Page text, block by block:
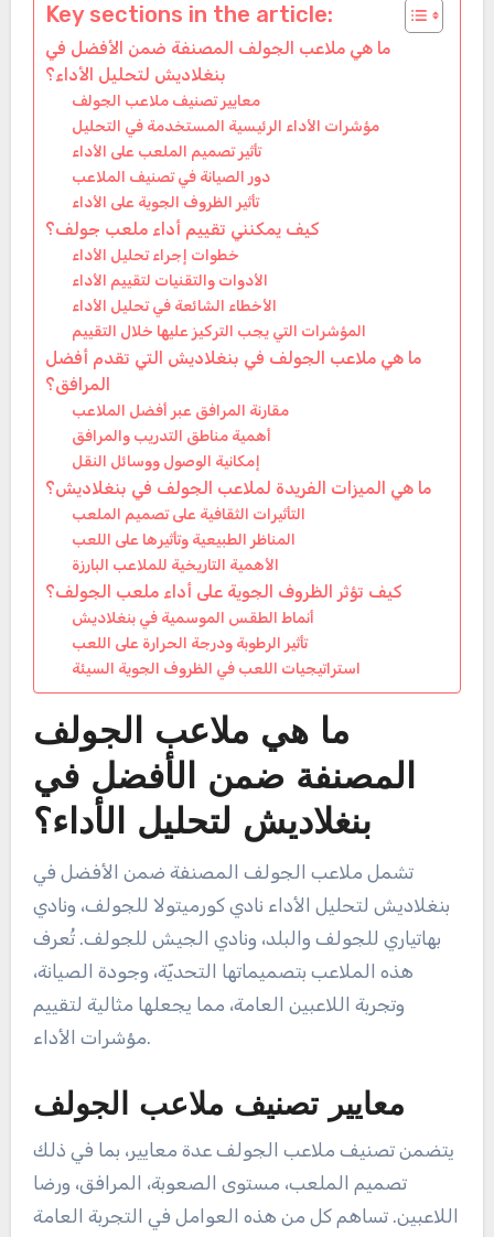
Key sections in the article:
ما هي ملاعب الجولف المصنفة ضمن الأفضل في
بنغلاديش لتحليل الأداء؟
معايير تصنيف ملاعب الجولف
مؤشرات الأداء الرئيسية المستخدمة في التحليل
تأثير تصميم الملعب على الأداء
دور الصيانة في تصنيف الملاعب
تأثير الظروف الجوية على الأداء
كيف يمكنني تقييم أداء ملعب جولف؟
خطوات إجراء تحليل الأداء
الأدوات والتقنيات لتقييم الأداء
الأخطاء الشائعة في تحليل الأداء
المؤشرات التي يجب التركيز عليها خلال التقييم
ما هي ملاعب الجولف في بنغلاديش التي تقدم أفضل
المرافق؟
مقارنة المرافق عبر أفضل الملاعب
أهمية مناطق التدريب والمرافق
إمكانية الوصول ووسائل النقل
ما هي الميزات الفريدة لملاعب الجولف في بنغلاديش؟
التأثيرات الثقافية على تصميم الملعب
المناظر الطبيعية وتأثيرها على اللعب
الأهمية التاريخية للملاعب البارزة
كيف تؤثر الظروف الجوية على أداء ملعب الجولف؟
أنماط الطقس الموسمية في بنغلاديش
تأثير الرطوبة ودرجة الحرارة على اللعب
استراتيجيات اللعب في الظروف الجوية السيئة
ما هي ملاعب الجولف
المصنفة ضمن الأفضل في
بنغلاديش لتحليل الأداء؟
تشمل ملاعب الجولف المصنفة ضمن الأفضل في
بنغلاديش لتحليل الأداء نادي كورميتولا للجولف، ونادي
بهاتياري للجولف والبلد، ونادي الجيش للجولف. تُعرف
هذه الملاعب بتصميماتها التحديّة، وجودة الصيانة،
وتجربة اللاعبين العامة، مما يجعلها مثالية لتقييم
مؤشرات الأداء.
معايير تصنيف ملاعب الجولف
يتضمن تصنيف ملاعب الجولف عدة معايير، بما في ذلك
تصميم الملعب، مستوى الصعوبة، المرافق، ورضا
اللاعبين. تساهم كل من هذه العوامل في التجربة العامة